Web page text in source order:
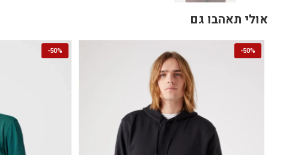
אולי תאהבו גם
50%
-
50%
-